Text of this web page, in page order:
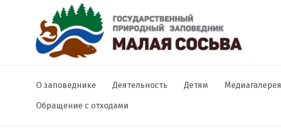
Основная навигация
О заповеднике Деятельность Детям Медиагалерея
Обращение с отходами